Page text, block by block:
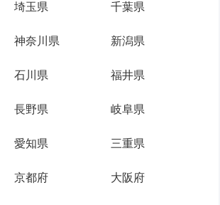
埼玉県 千葉県
神奈川県 新潟県
石川県 福井県
長野県 岐阜県
愛知県 三重県
京都府 大阪府